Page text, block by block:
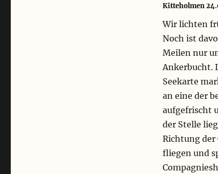
Kitteholmen
Wir lichten
Noch ist
Meilen nur
Ankerbucht.
Seekarte
an eine der
aufgefrischt
der Stelle
Richtung der
fliegen und